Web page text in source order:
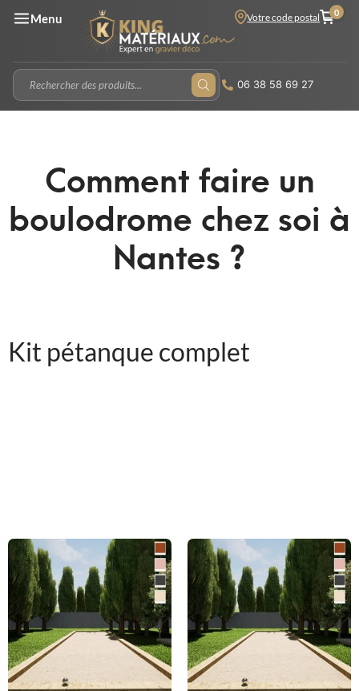
Menu Votre code postal 0
06 38 58 69 27
Comment faire un
boulodrome chez soi à
Nantes ?
Kit pétanque complet